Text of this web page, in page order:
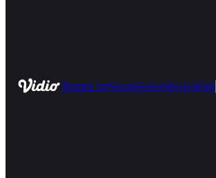
HomeLiveSportsSeriesMoviesKids